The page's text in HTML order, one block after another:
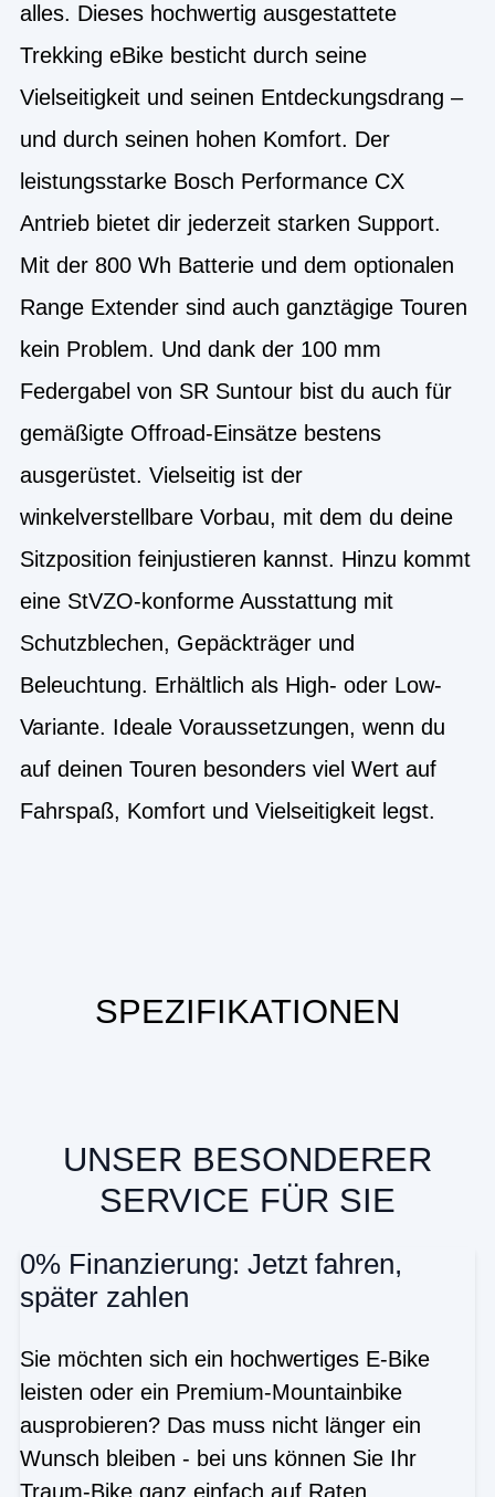
alles. Dieses hochwertig ausgestattete
Trekking eBike besticht durch seine
Vielseitigkeit und seinen Entdeckungsdrang –
und durch seinen hohen Komfort. Der
leistungsstarke Bosch Performance CX
Antrieb bietet dir jederzeit starken Support.
Mit der 800 Wh Batterie und dem optionalen
Range Extender sind auch ganztägige Touren
kein Problem. Und dank der 100 mm
Federgabel von SR Suntour bist du auch für
gemäßigte Offroad-Einsätze bestens
ausgerüstet. Vielseitig ist der
winkelverstellbare Vorbau, mit dem du deine
Sitzposition feinjustieren kannst. Hinzu kommt
eine StVZO-konforme Ausstattung mit
Schutzblechen, Gepäckträger und
Beleuchtung. Erhältlich als High- oder Low-
Variante. Ideale Voraussetzungen, wenn du
auf deinen Touren besonders viel Wert auf
Fahrspaß, Komfort und Vielseitigkeit legst.
SPEZIFIKATIONEN
UNSER BESONDERER
SERVICE FÜR SIE
0% Finanzierung: Jetzt fahren,
später zahlen
Sie möchten sich ein hochwertiges E-Bike
leisten oder ein Premium-Mountainbike
ausprobieren? Das muss nicht länger ein
Wunsch bleiben - bei uns können Sie Ihr
Traum-Bike ganz einfach auf Raten